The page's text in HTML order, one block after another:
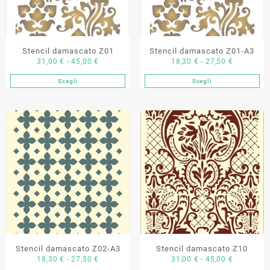
nella
pagina
del
prodotto
nella
pagina
del
prodotto
Stencil damascato Z01
31,00€ - 45,00€
di
prezzo:
31,00 €
a
45,00 €
ScegliQuesto
ha
più
varianti.
Le
opzioni
possono
essere
scelte
nella
pagina
del
prodotto
Stencil damascato Z01-A3
18,30 € - 27,50 €
di
prezzo:
18,30 €
a
27,50 €
ScegliQuesto
ha
più
varianti.
Le
opzioni
possono
essere
scelte
nella
pagina
del
prodotto
Stencil damascato Z02-A3
18,30€ - 27,50€
Stencil damascato Z10
31,00 € - 45,00 €